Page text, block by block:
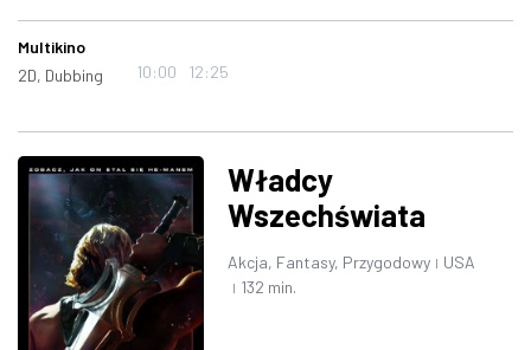
Multikino
2D, Dubbing
10:00 12:25
Władcy
Wszechświata
Akcja, Fantasy, Przygodowy | USA
| 132 min.